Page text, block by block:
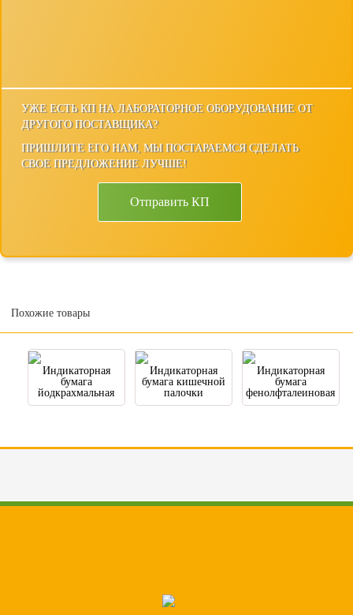
УЖЕ ЕСТЬ КП НА ЛАБОРАТОРНОЕ ОБОРУДОВАНИЕ ОТ
ДРУГОГО ПОСТАВЩИКА?
ПРИШЛИТЕ ЕГО НАМ, МЫ ПОСТАРАЕМСЯ СДЕЛАТЬ
СВОЕ ПРЕДЛОЖЕНИЕ ЛУЧШЕ!
Отправить КП
Похожие товары
Индикаторная
бумага
йодкрахмальная
Индикаторная
бумага кишечной
палочки
Индикаторная
бумага
фенолфталеиновая